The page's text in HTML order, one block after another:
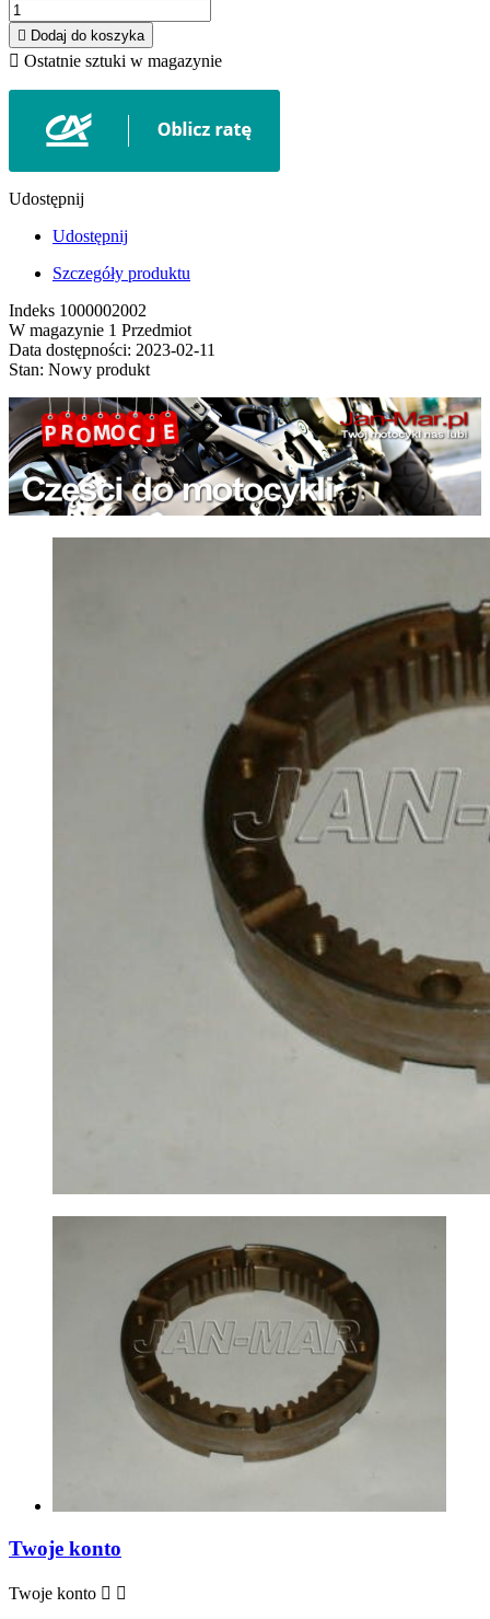
 Dodaj do koszyka
 Ostatnie sztuki w magazynie
Udostępnij
Udostępnij
Szczegóły produktu
Indeks 1000002002
W magazynie 1 Przedmiot
Data dostępności: 2023-02-11
Stan: Nowy produkt
Twoje konto
Twoje konto  